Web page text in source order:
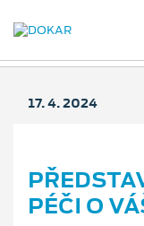
17. 4. 2024
PÉČI O